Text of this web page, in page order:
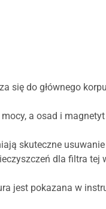
się do głównego
a osad i
skuteczne
dla filtra tej
jest pokazana w